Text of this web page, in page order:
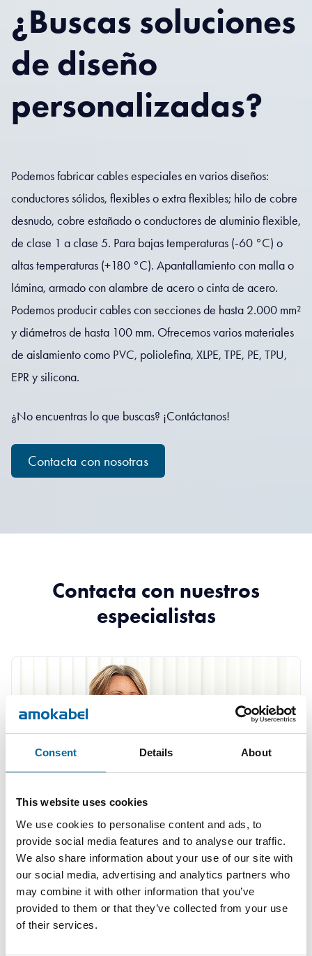
Consent Details About
This website uses cookies
We use cookies to personalise content and ads, to
provide social media features and to analyse our traffic.
We also share information about your use of our site with
our social media, advertising and analytics partners who
may combine it with other information that you’ve
provided to them or that they’ve collected from your use
of their services.
¿Buscas soluciones
de diseño
personalizadas?
Podemos fabricar cables especiales en varios diseños:
conductores sólidos, flexibles o extra flexibles; hilo de cobre
desnudo, cobre estañado o conductores de aluminio flexible,
de clase 1 a clase 5. Para bajas temperaturas (-60 °C) o
altas temperaturas (+180 °C). Apantallamiento con malla o
lámina, armado con alambre de acero o cinta de acero.
Podemos producir cables con secciones de hasta 2.000 mm²
y diámetros de hasta 100 mm. Ofrecemos varios materiales
de aislamiento como PVC, poliolefina, XLPE, TPE, PE, TPU,
EPR y silicona.
¿No encuentras lo que buscas? ¡Contáctanos!
Contacta con nosotras
Contacta con nuestros
especialistas
Therese Gill
Sales Manager/Finance | Amo Installationskabel AB